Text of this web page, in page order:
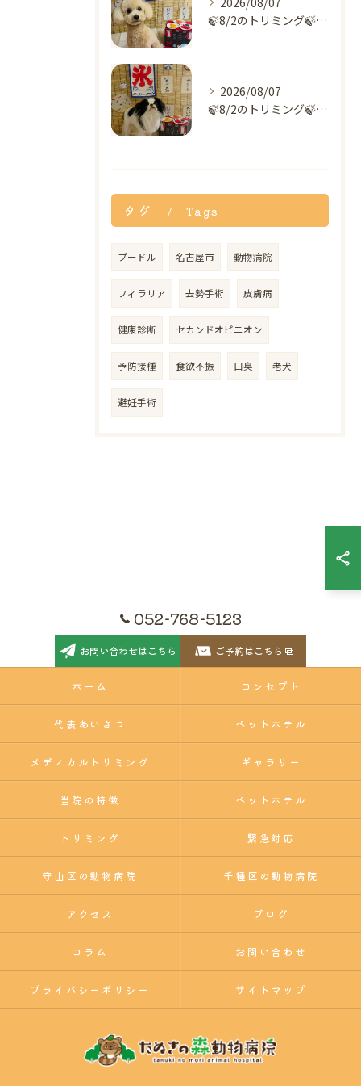
🍃8/2のトリミング🍃ミックス犬🐶｜名東区・千種区・守山区の...
2026/08/07
🍃8/2のトリミング🍃狆🐶｜名東区・千種区・守山区の動物病院...
タグ Tags
プードル 名古屋市 動物病院
フィラリア 去勢手術 皮膚病
健康診断 セカンドオピニオン
予防接種 食欲不振 口臭 老犬
避妊手術
052-768-5123
お問い合わせはこちら ご予約はこちら
ホーム コンセプト
代表あいさつ ペットホテル
メディカルトリミング ギャラリー
当院の特徴 ペットホテル
トリミング 緊急対応
守山区の動物病院 千種区の動物病院
アクセス ブログ
コラム お問い合わせ
プライバシーポリシー サイトマップ